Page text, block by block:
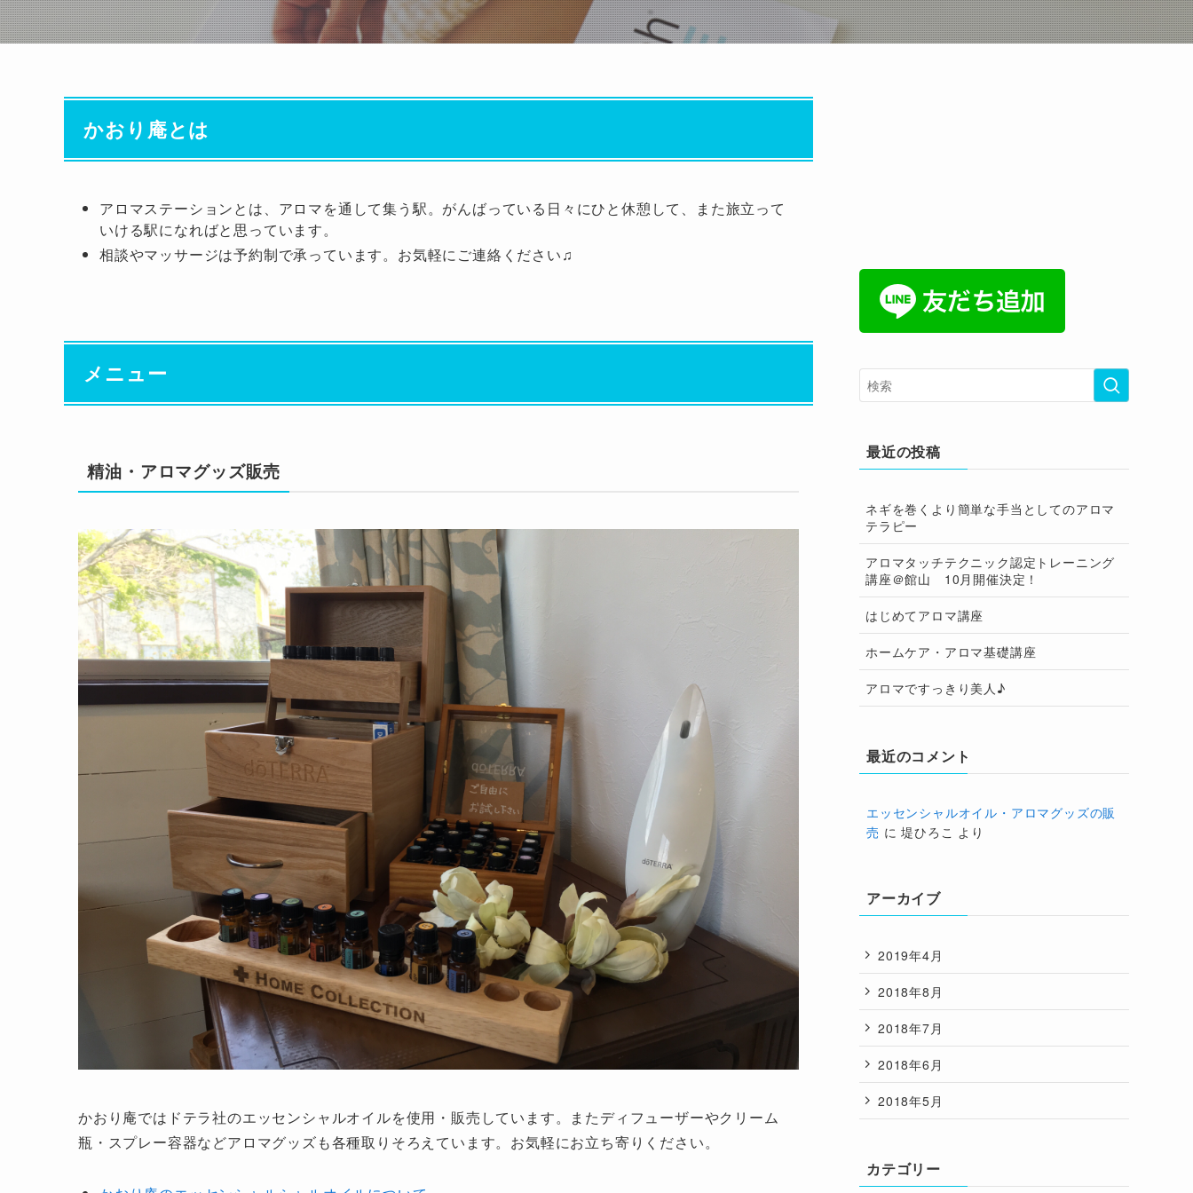
かおり庵とは
アロマステーションとは、アロマを通して集う駅。がんばっている日々にひと休憩して、また旅立って
いける駅になればと思っています。
相談やマッサージは予約制で承っています。お気軽にご連絡ください♫
メニュー
精油・アロマグッズ販売
かおり庵ではドテラ社のエッセンシャルオイルを使用・販売しています。またディフューザーやクリーム
瓶・スプレー容器などアロマグッズも各種取りそろえています。お気軽にお立ち寄りください。
最近の投稿
ネギを巻くより簡単な手当としてのアロマ
テラピー
アロマタッチテクニック認定トレーニング
講座＠館山 10月開催決定！
はじめてアロマ講座
ホームケア・アロマ基礎講座
アロマですっきり美人♪
最近のコメント
エッセンシャルオイル・アロマグッズの販
売 に堤ひろこ より
アーカイブ
2019年4月
2018年8月
2018年7月
2018年6月
2018年5月
カテゴリー